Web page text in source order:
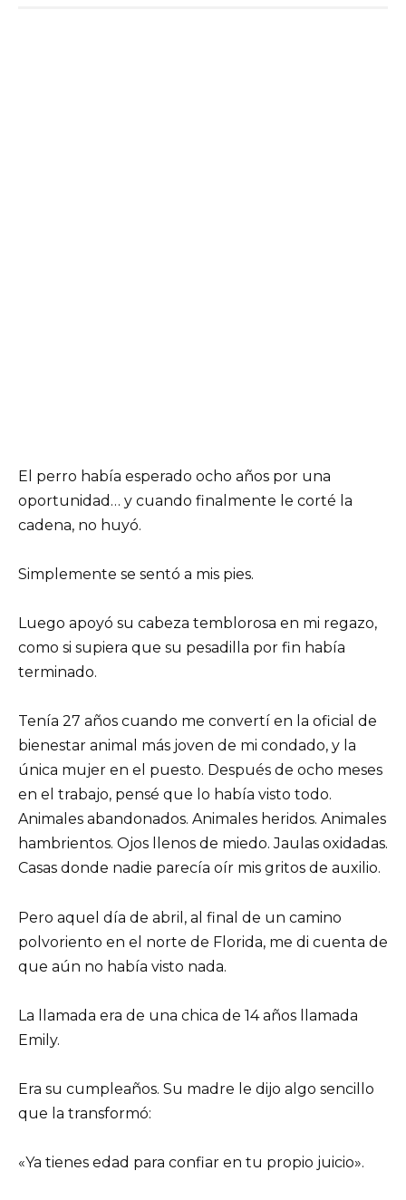
El perro había esperado ocho años por una
oportunidad… y cuando finalmente le corté la
cadena, no huyó.
Simplemente se sentó a mis pies.
Luego apoyó su cabeza temblorosa en mi regazo,
como si supiera que su pesadilla por fin había
terminado.
Tenía 27 años cuando me convertí en la oficial de
bienestar animal más joven de mi condado, y la
única mujer en el puesto. Después de ocho meses
en el trabajo, pensé que lo había visto todo.
Animales abandonados. Animales heridos. Animales
hambrientos. Ojos llenos de miedo. Jaulas oxidadas.
Casas donde nadie parecía oír mis gritos de auxilio.
Pero aquel día de abril, al final de un camino
polvoriento en el norte de Florida, me di cuenta de
que aún no había visto nada.
La llamada era de una chica de 14 años llamada
Emily.
Era su cumpleaños. Su madre le dijo algo sencillo
que la transformó:
«Ya tienes edad para confiar en tu propio juicio».